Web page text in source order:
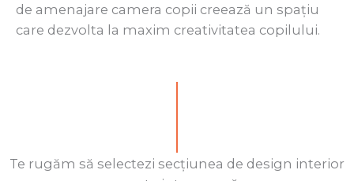
de amenajare camera copii creează un spațiu
care dezvolta la maxim creativitatea copilului.
Te rugăm să selectezi secțiunea de design interior